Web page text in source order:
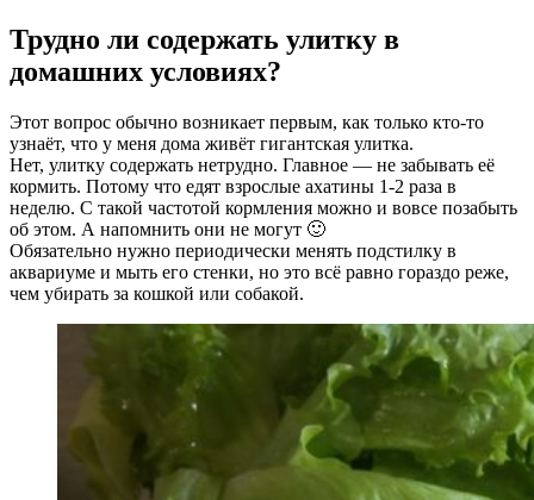
Трудно ли содержать улитку в
домашних условиях?
Этот вопрос обычно возникает первым, как только кто-то
узнаёт, что у меня дома живёт гигантская улитка.
Нет, улитку содержать нетрудно. Главное — не забывать её
кормить. Потому что едят взрослые ахатины 1-2 раза в
неделю. С такой частотой кормления можно и вовсе позабыть
об этом. А напомнить они не могут 🙂
Обязательно нужно периодически менять подстилку в
аквариуме и мыть его стенки, но это всё равно гораздо реже,
чем убирать за кошкой или собакой.